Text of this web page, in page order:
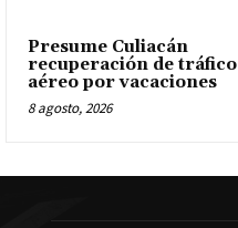
Presume Culiacán
recuperación de tráfico
aéreo por vacaciones
8 agosto, 2026